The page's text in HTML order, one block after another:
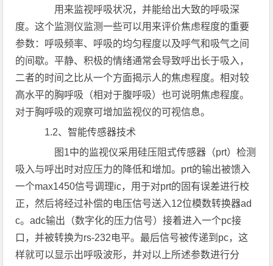
用来监视呼吸状况，并能给出大致的呼吸深
度。这个监测仪监测一些可以用来评价焦虑程度的重要
参数：呼吸频率、呼吸的均匀程度以及呼气和吸气之间
的间歇。平静、积极的情绪通常会导致呼出长于吸入，
二者的时间之比从一个方面揭示人的焦虑程度。相对较
高水平的胸呼吸（相对于腹呼吸）也可说明焦虑程度。
对于胸呼吸的观察可增加监视仪的可视信息。
1.2、智能传感器技术
图1中的监视仪采用硅压阻式传感器（prt）检测
吸入与呼出时对应压力的降低和增加。prt的输出被馈入
一个max1450信号调理ic，用于对prt的固有误差进行校
正，然后将经过补偿的电压信号送入12位模数转换器ad
c。adc输出（数字化的压力信号）接着进入一个pc接
口，并被转换为rs-232电平。最后信号被传递到pc，这
样就可以显示出呼吸波形，并对以上所述参数进行分